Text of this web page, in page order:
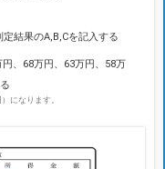
結果のA,B,Cを記入する
、68万円、63万円、58万
になります。